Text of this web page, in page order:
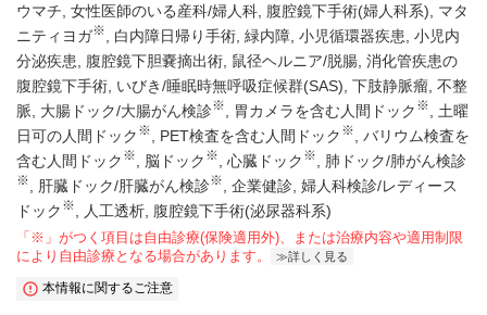
ウマチ 女性医師のいる産科/婦人科 腹腔鏡下手術(婦人科系)
マタ
ニティヨガ※ 白内障日帰り手術 緑内障 小児循環器疾患 小児内
分泌疾患
腹腔鏡下胆嚢摘出術 鼠径ヘルニア/脱腸 消化管疾患の
腹腔鏡下手術 いびき/睡眠時無呼吸症候群(SAS) 下肢静脈瘤 不整
脈
大腸ドック/大腸がん検診※ 胃カメラを含む人間ドック ※
土曜
日可の人間ドック ※ PET検査を含む人間ドック ※
バリウム検査を
含む人間ドック ※ 脳ドック ※ 心臓ドック ※ 肺ドック/肺がん検診
※ 肝臓ドック/肝臓がん検診※ 企業健診 婦人科検診/レディース
ドック ※ 人工透析 腹腔鏡下手術(泌尿器科系)
「※」がつく項目は自由診療(保険適用外)、または治療内容や適用制限
により自由診療となる場合があります。
詳しく見る
本情報に関するご注意